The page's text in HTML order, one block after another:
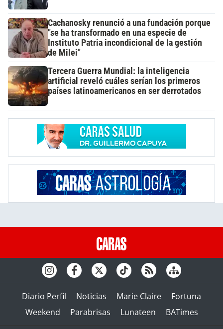
Cachanosky renunció a una fundación porque
"se ha transformado en una especie de
Instituto Patria incondicional de la gestión
de Milei"
Tercera Guerra Mundial: la inteligencia
artificial reveló cuáles serían los primeros
países latinoamericanos en ser derrotados
Diario Perfil Noticias Marie Claire
Fortuna
Weekend
Parabrisas Lunateen BATimes